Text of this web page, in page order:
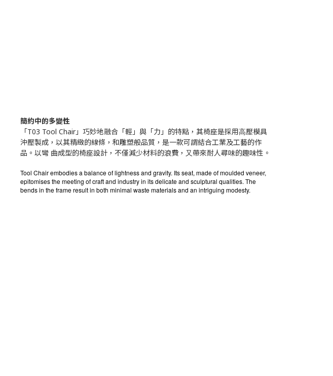
簡約中的多變性
「T03 Tool Chair」巧妙地融合「輕」與「⼒」的特點，其椅座是採⽤⾼壓模具
沖壓製成，以其精緻的線條，和雕塑般品質，是⼀款可謂結合⼯業及⼯藝的作
品。以彎 曲成型的椅座設計，不僅減少材料的浪費，⼜帶來耐⼈尋味的趣味性。
Tool Chair embodies a balance of lightness and gravity. Its seat, made of moulded veneer,
epitomises the meeting of craft and industry in its delicate and sculptural qualities. The
bends in the frame result in both minimal waste materials and an intriguing modesty.